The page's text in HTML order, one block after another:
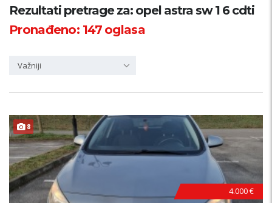
Kategorija
PRETRAŽI
Rezultati pretrage za: opel astra sw 1 6 cdti
Pronađeno: 147oglasa
Važniji
8
4.000 €